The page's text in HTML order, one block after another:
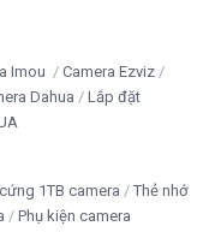
Imou
Camera Ezviz
Dahua
Lắp đặt
1TB camera
Thẻ nhớ
Phụ kiện camera